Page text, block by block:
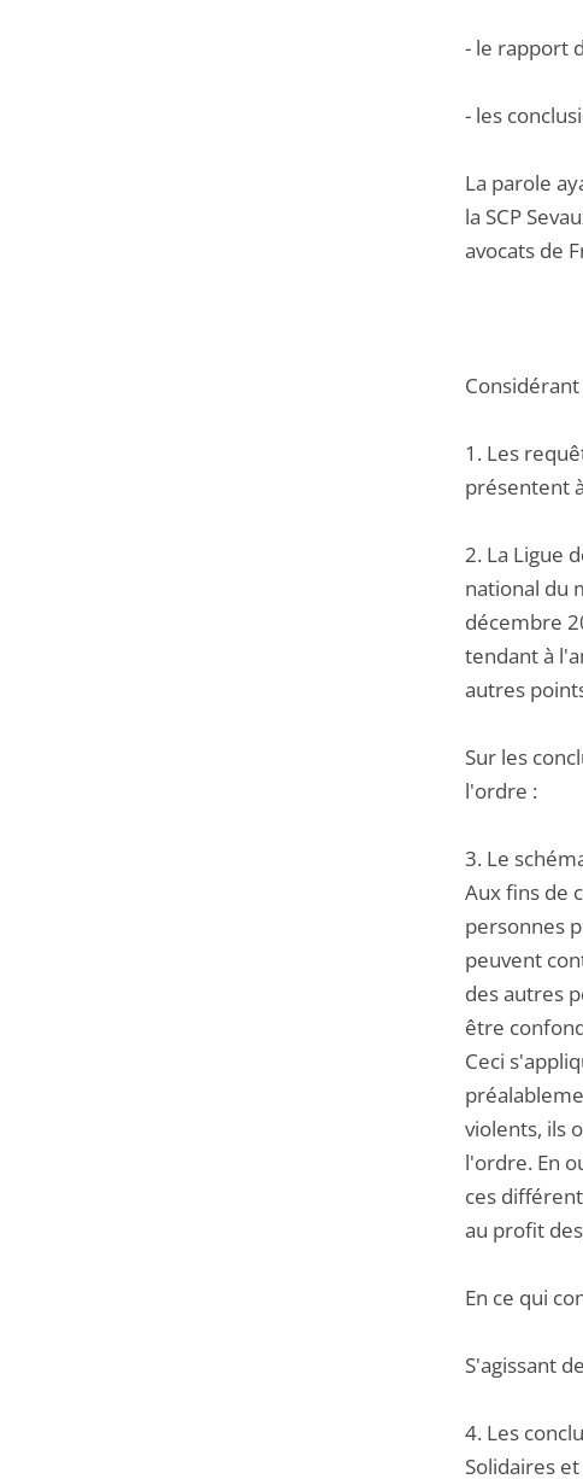
- le rapport
- les
La parole
la SCP
avocats de
1. Les
présentent
2. La Ligue
national du
décembre
tendant à
autres
Sur les
l'ordre :
3. Le
Aux fins de
personnes
peuvent
des autres
être
Ceci
violents, ils
l'ordre. En
ces
au profit
En ce qui
S'agissant
4. Les
Solidaires